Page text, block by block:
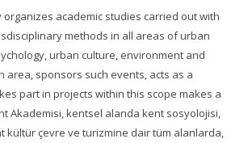
organizes academic studies carried out with
methods in all areas of urban
urban culture, environment and
area, sponsors such events, acts as a
part in projects within this scope makes a
Akademisi, kentsel alanda kent sosyolojisi,
kültür çevre ve turizmine dair tüm alanlarda,